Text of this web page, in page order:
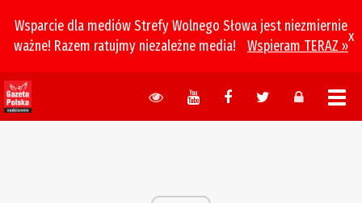
Wsparcie dla mediów Strefy Wolnego Słowa jest niezmiernie
ważne! Razem ratujmy niezależne media!
Wspieram TERAZ »
x